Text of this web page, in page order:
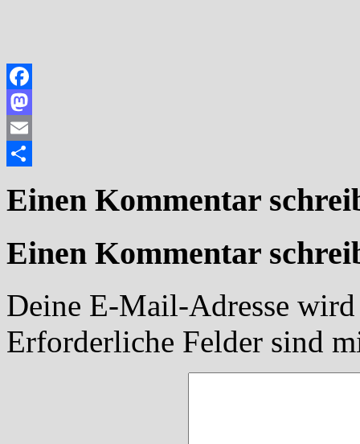
Facebook
Mastodon
Email
Einen Kommentar
Einen Kommentar
Deine E-Mail-Adresse
Erforderliche Felder sind